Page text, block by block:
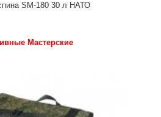
спина SM-180 30 л НАТО
Мастерские